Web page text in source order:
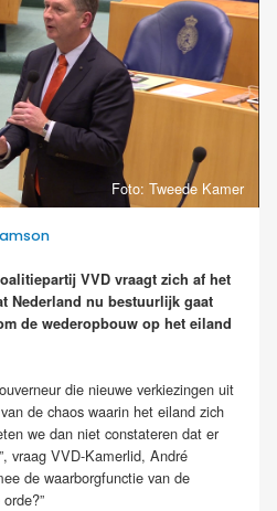
Foto: Tweede Kamer
VVD vraagt zich af het
Nederland nu bestuurlijk gaat
de wederopbouw op het eiland
die nieuwe verkiezingen uit
de chaos waarin het eiland zich
we dan niet constateren dat er
vraag VVD-Kamerlid, André
de waarborgfunctie van de